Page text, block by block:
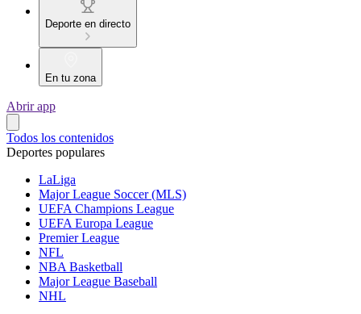
Deporte en directo
En tu zona
Abrir app
Todos los contenidos
Deportes populares
LaLiga
Major League Soccer (MLS)
UEFA Champions League
UEFA Europa League
Premier League
NFL
NBA Basketball
Major League Baseball
NHL